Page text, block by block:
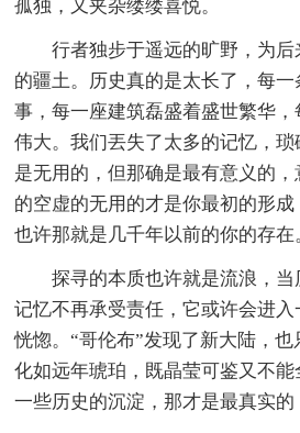
孤独，又夹杂缕缕喜悦。
行者独步于遥远的旷野，为
的疆土。历史真的是太长了，每
事，每一座建筑磊盛着盛世繁华
伟大。我们丟失了太多的记忆，
是无用的，但那确是最有意义的
的空虚的无用的才是你最初的形成
也许那就是几千年以前的你的存在
探寻的本质也许就是流浪，当
记忆不再承受责任，它或许会进
恍惚。“哥伦布”发现了新大陆，
化如远年琥珀，既晶莹可鉴又不
一些历史的沉淀，那才是最真实的